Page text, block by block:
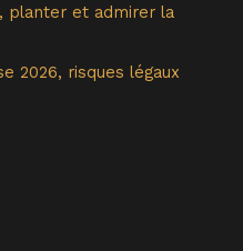
planter et admirer la
2026, risques légaux